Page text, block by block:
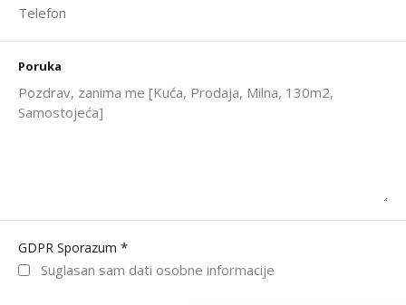
Poruka
GDPR Sporazum *
Suglasan sam dati osobne informacije